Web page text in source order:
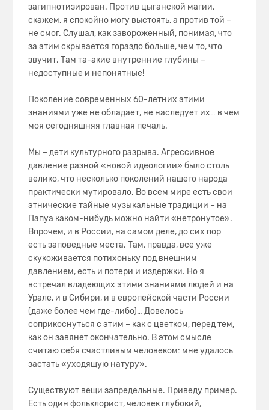
загипнотизирован. Против цыганской магии,
скажем, я спокойно могу выстоять, а против той –
не смог. Слушал, как завороженный, понимая, что
за этим скрывается гораздо больше, чем то, что
звучит. Там та-акие внутренние глубины –
недоступные и непонятные!
Поколение современных 60-летних этими
знаниями уже не обладает, не наследует их… в чем
моя сегодняшняя главная печаль.
Мы – дети культурного разрыва. Агрессивное
давление разной «новой идеологии» было столь
велико, что несколько поколений нашего народа
практически мутировало. Во всем мире есть свои
этнические тайные музыкальные традиции – на
Папуа каком-нибудь можно найти «нетронутое».
Впрочем, и в России, на самом деле, до сих пор
есть заповедные места. Там, правда, все уже
скукоживается потихоньку под внешним
давлением, есть и потери и издержки. Но я
встречал владеющих этими знаниями людей и на
Урале, и в Сибири, и в европейской части России
(даже более чем где-либо)… Довелось
соприкоснуться с этим – как с цветком, перед тем,
как он завянет окончательно. В этом смысле
считаю себя счастливым человеком: мне удалось
застать «уходящую натуру».
Существуют вещи запредельные. Приведу пример.
Есть один фольклорист, человек глубокий,